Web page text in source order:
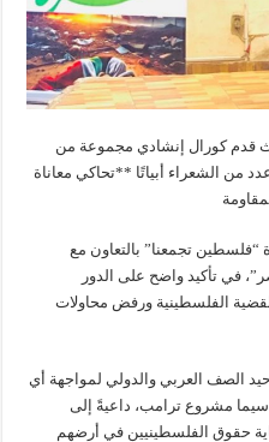
قدم كورال إنشادي مجموعة من
من الشعراء أبياتًا **تحاكي معاناة
“فلسطين تجمعنا” بالتعاون مع
في تأكيد واضح على الدور
الفلسطينية ورفض محاولات
الصف العربي والدولي لمواجهة أي
مشروع ترامب، داعيةً إلى
حقوق الفلسطينيين في أرضهم